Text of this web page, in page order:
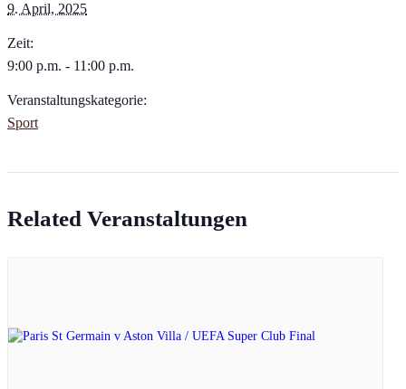
9. April, 2025
Zeit:
9:00 p.m. - 11:00 p.m.
Veranstaltungskategorie:
Sport
Related Veranstaltungen